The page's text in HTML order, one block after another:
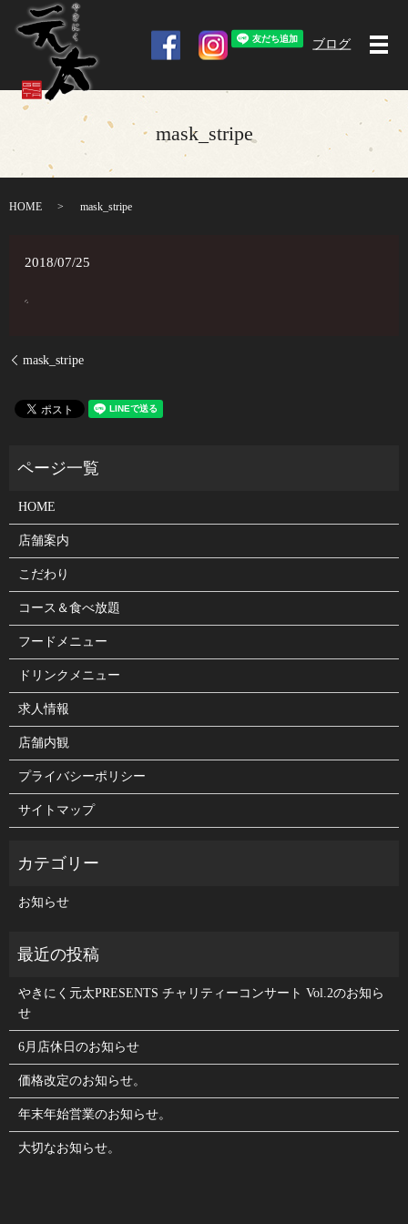
ブログ
メ
mask_stripe
HOME mask_stripe
2018/07/25
mask_stripe
HOME
店舗案内
こだわり
コース＆食べ放題
フードメニュー
ドリンクメニュー
求人情報
店舗内観
プライバシーポリシー
サイトマップ
お知らせ
やきにく元太PRESENTS チャリティーコンサート Vol.2のお知ら
せ
6月店休日のお知らせ
価格改定のお知らせ。
年末年始営業のお知らせ。
大切なお知らせ。